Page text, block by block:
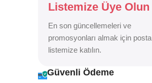
Listemize Üye Olun
En son güncellemeleri ve
promosyonları almak için posta
listemize katılın.
Güvenli Ödeme